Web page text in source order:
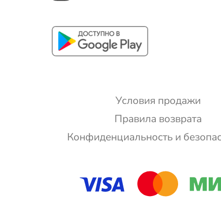
Условия продажи
Правила возврата
Конфиденциальность и